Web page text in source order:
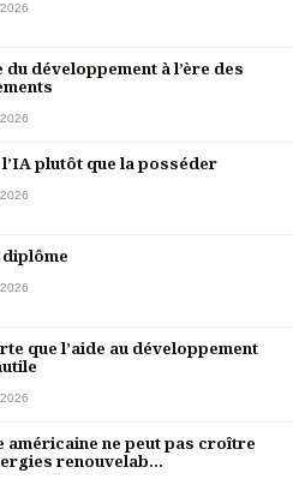
du développement à l’ère des
plutôt que la posséder
que l’aide au développement
américaine ne peut pas croître
renouvelab...